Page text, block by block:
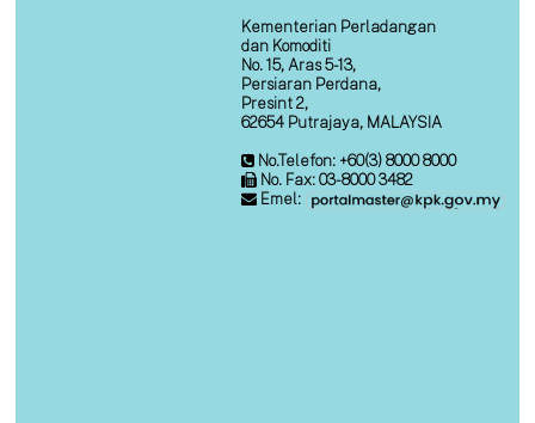
Kementerian Perladangan
dan Komoditi
No. 15, Aras 5-13,
Persiaran Perdana,
Presint 2,
62654 Putrajaya, MALAYSIA
No.Telefon: +60(3) 8000 8000
No. Fax: 03-8000 3482
Emel: